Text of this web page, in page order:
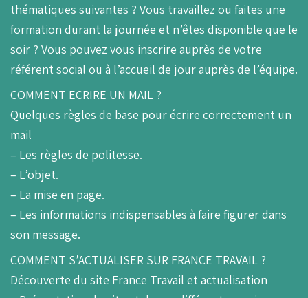
Retrouvez-nous au
19 quai des Bateliers
Accueil et services
Lundi - Vendredi :
thématiques suivantes ? Vous travaillez ou faites une
formation durant la journée et n’êtes disponible que le
soir ? Vous pouvez vous inscrire auprès de votre
référent social ou à l’accueil de jour auprès de l’équipe.
COMMENT ECRIRE UN MAIL ?
Quelques règles de base pour écrire correctement un
mail
– Les règles de politesse.
– L’objet.
– La mise en page.
– Les informations indispensables à faire figurer dans
son message.
COMMENT S’ACTUALISER SUR FRANCE TRAVAIL ?
Découverte du site France Travail et actualisation